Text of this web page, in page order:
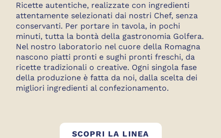
Ricette autentiche, realizzate con ingredienti
attentamente selezionati dai nostri Chef, senza
conservanti. Per portare in tavola, in pochi
minuti, tutta la bontà della gastronomia Golfera.
Nel nostro laboratorio nel cuore della Romagna
nascono piatti pronti e sughi pronti freschi, da
ricette tradizionali o creative. Ogni singola fase
della produzione è fatta da noi, dalla scelta dei
migliori ingredienti al confezionamento.
SCOPRI LA LINEA